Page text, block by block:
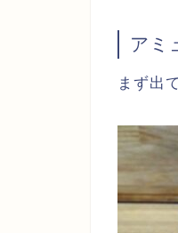
アミ
まず出